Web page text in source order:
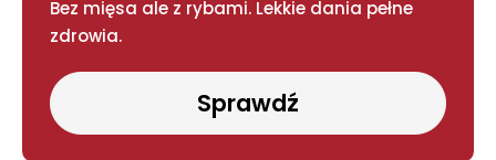
Bez mięsa ale z rybami. Lekkie dania pełne
zdrowia.
Sprawdź